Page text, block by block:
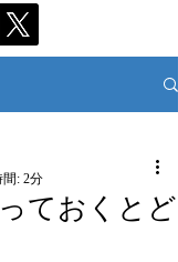
ておくとど
: 2分